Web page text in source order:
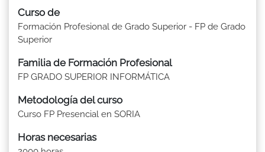
Curso de
Formación Profesional de Grado Superior - FP de Grado
Superior
Familia de Formación Profesional
FP GRADO SUPERIOR INFORMÁTICA
Metodología del curso
Curso FP Presencial en SORIA
Horas necesarias